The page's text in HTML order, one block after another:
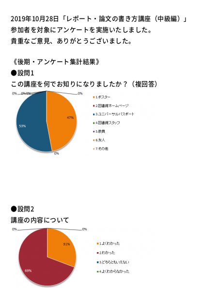
2019年10月28日「レポート・論文の書き方講座（中級編）」
参加者を対象にアンケートを実施いたしました。
貴重なご意見、ありがとうございました。
《後期・アンケート集計結果》
●設問1
この講座を何でお知りになりましたか？（複回答）
●設問2
講座の内容について